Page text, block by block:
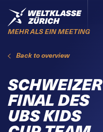
Skiplinks
Home
MEHR ALS EIN MEETING
Back to overview
SCHWEIZER
FINAL DES
UBS KIDS